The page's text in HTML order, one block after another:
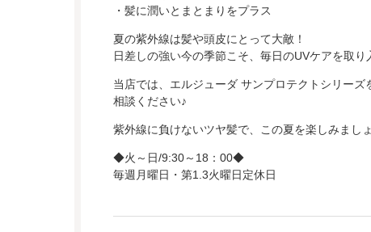
・髪に潤いとまとまりをプラス
夏の紫外線は髪や頭皮にとって大敵！
日差しの強い今の季節こそ、毎日のUVケアを取り
当店では、エルジューダ サンプロテクトシリー
相談ください♪
紫外線に負けないツヤ髪で、この夏を楽しみまし
◆火～日/9:30～18：00◆
毎週月曜日・第1.3火曜日定休日